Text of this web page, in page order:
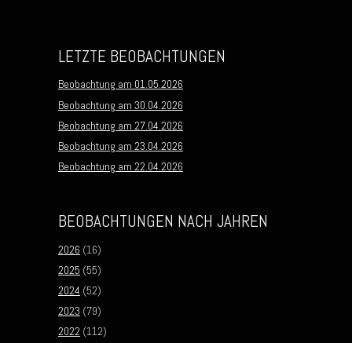
LETZTE BEOBACHTUNGEN
Beobachtung am 01.05.2026
Beobachtung am 30.04.2026
Beobachtung am 27.04.2026
Beobachtung am 23.04.2026
Beobachtung am 22.04.2026
BEOBACHTUNGEN NACH JAHREN
2026 (16)
2025 (55)
2024 (52)
2023 (79)
2022 (112)